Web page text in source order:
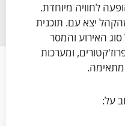
לחוויה מיוחדת.
יצא עם. תוכנית
האירוע והמסר
ומערכות
מתאימה.
על: